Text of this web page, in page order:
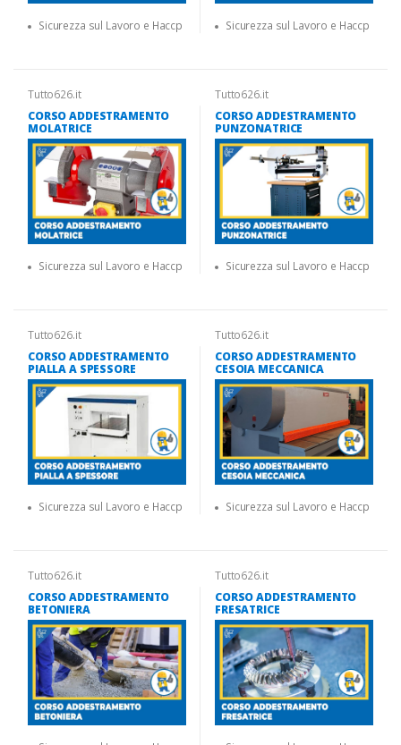
Sicurezza sul Lavoro e Haccp Sicurezza sul Lavoro e Haccp
Tutto626.it
CORSO ADDESTRAMENTO
MOLATRICE
Sicurezza sul Lavoro e Haccp
Tutto626.it
CORSO ADDESTRAMENTO
PUNZONATRICE
Sicurezza sul Lavoro e Haccp
Tutto626.it
CORSO ADDESTRAMENTO
PIALLA A SPESSORE
Sicurezza sul Lavoro e Haccp
Tutto626.it
CORSO ADDESTRAMENTO
CESOIA MECCANICA
Sicurezza sul Lavoro e Haccp
Tutto626.it
CORSO ADDESTRAMENTO
BETONIERA
Tutto626.it
CORSO ADDESTRAMENTO
FRESATRICE